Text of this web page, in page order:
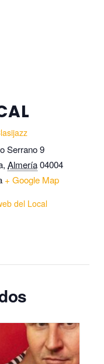
Serrano 9
, Almería04004
+ Google Map
del Local